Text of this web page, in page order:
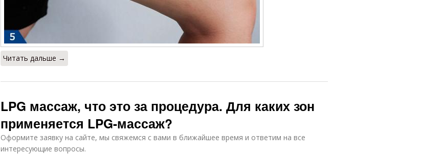
Читать дальше →
LPG массаж, что это за процедура. Для каких зон
применяется LPG-массаж?
Оформите заявку на сайте, мы свяжемся с вами в ближайшее время и ответим на все
интересующие вопросы.